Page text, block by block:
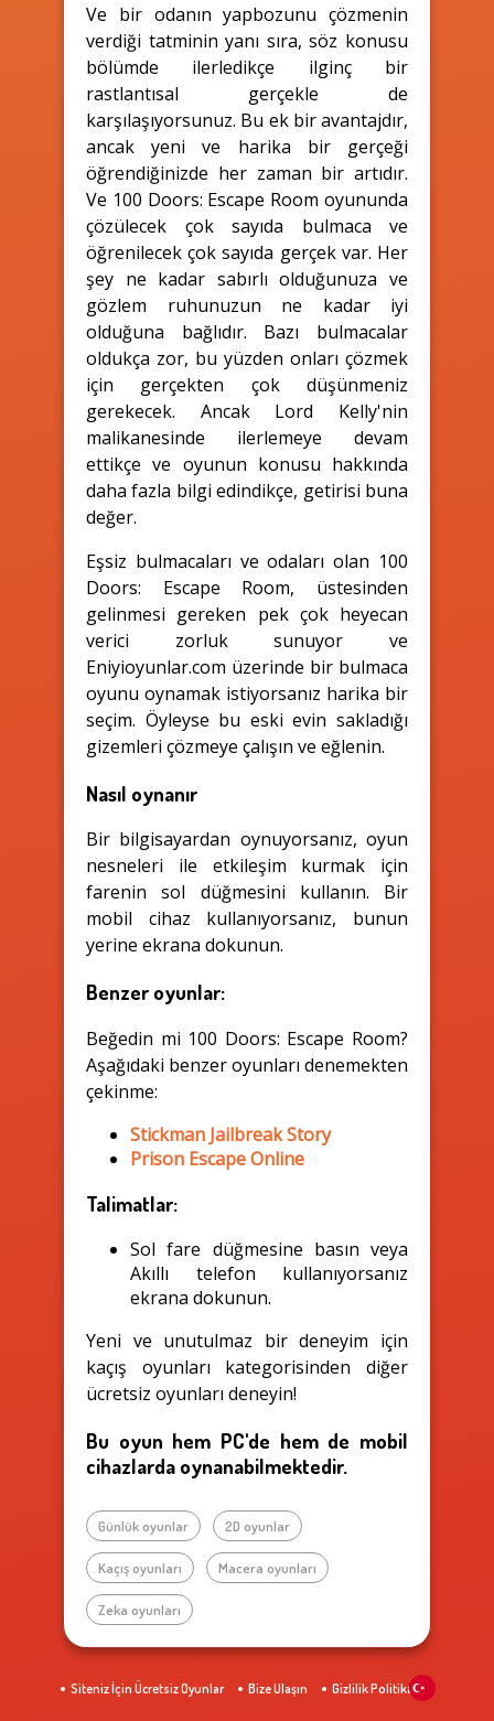
Ve bir odanın yapbozunu çözmenin
verdiği tatminin yanı sıra, söz konusu
bölümde ilerledikçe ilginç bir
rastlantısal gerçekle de
karşılaşıyorsunuz. Bu ek bir avantajdır,
ancak yeni ve harika bir gerçeği
öğrendiğinizde her zaman bir artıdır.
Ve 100 Doors: Escape Room oyununda
çözülecek çok sayıda bulmaca ve
öğrenilecek çok sayıda gerçek var. Her
şey ne kadar sabırlı olduğunuza ve
gözlem ruhunuzun ne kadar iyi
olduğuna bağlıdır. Bazı bulmacalar
oldukça zor, bu yüzden onları çözmek
için gerçekten çok düşünmeniz
gerekecek. Ancak Lord Kelly'nin
malikanesinde ilerlemeye devam
ettikçe ve oyunun konusu hakkında
daha fazla bilgi edindikçe, getirisi buna
değer.
Eşsiz bulmacaları ve odaları olan 100
Doors: Escape Room, üstesinden
gelinmesi gereken pek çok heyecan
verici zorluk sunuyor ve
Eniyioyunlar.com üzerinde bir bulmaca
oyunu oynamak istiyorsanız harika bir
seçim. Öyleyse bu eski evin sakladığı
gizemleri çözmeye çalışın ve eğlenin.
Nasıl oynanır
Bir bilgisayardan oynuyorsanız, oyun
nesneleri ile etkileşim kurmak için
farenin sol düğmesini kullanın. Bir
mobil cihaz kullanıyorsanız, bunun
yerine ekrana dokunun.
Benzer oyunlar:
Beğedin mi 100 Doors: Escape Room?
Aşağıdaki benzer oyunları denemekten
çekinme:
Stickman Jailbreak Story
Prison Escape Online
Talimatlar:
Sol fare düğmesine basın veya
Akıllı telefon kullanıyorsanız
ekrana dokunun.
Yeni ve unutulmaz bir deneyim için
kaçış oyunları kategorisinden diğer
ücretsiz oyunları deneyin!
Bu oyun hem PC'de hem de mobil
cihazlarda oynanabilmektedir.
Günlük oyunlar 2D oyunlar
Kaçış oyunları Macera oyunları
Zeka oyunları
Siteniz İçin Ücretsiz Oyunlar Bize Ulaşın Gizlilik Politikası